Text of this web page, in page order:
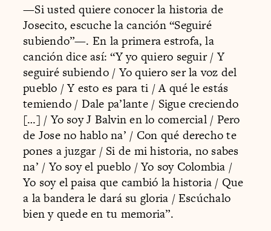
—Si usted quiere conocer la historia de
Josecito, escuche la canción “Seguiré
subiendo”—. En la primera estrofa, la
canción dice así: “Y yo quiero seguir / Y
seguiré subiendo / Yo quiero ser la voz del
pueblo / Y esto es para ti / A qué le estás
temiendo / Dale pa’lante / Sigue creciendo
[…] / Yo soy J Balvin en lo comercial / Pero
de Jose no hablo na’ / Con qué derecho te
pones a juzgar / Si de mi historia, no sabes
na’ / Yo soy el pueblo / Yo soy Colombia /
Yo soy el paisa que cambió la historia / Que
a la bandera le dará su gloria / Escúchalo
bien y quede en tu memoria”.